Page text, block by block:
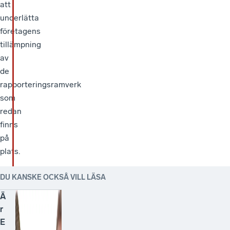
att
underlätta
företagens
tillämpning
av
de
rapporteringsramverk
som
redan
finns
på
plats.
DU KANSKE OCKSÅ VILL LÄSA
Ä
r
E